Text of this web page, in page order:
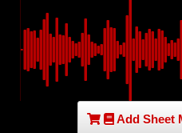
Add Sheet